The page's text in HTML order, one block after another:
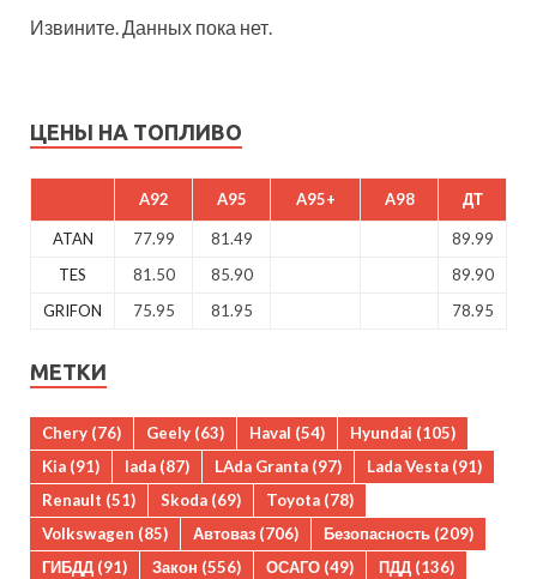
Извините. Данных пока нет.
ЦЕНЫ НА ТОПЛИВО
A92 A95 A95+ A98 ДТ
ATAN 77.99 81.49
89.99
TES
81.50 85.90
89.90
GRIFON
75.95 81.95 78.95
МЕТКИ
Chery (76) Geely (63) Haval (54) Hyundai (105)
Kia (91) lada (87) LAda Granta (97) Lada Vesta (91)
Renault (51) Skoda (69) Toyota (78)
Volkswagen (85) Автоваз (706) Безопасность (209)
ГИБДД (91) Закон (556) ОСАГО (49) ПДД (136)